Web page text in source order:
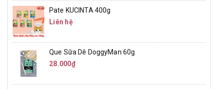
Pate KUCINTA 400g
Liên hệ
Que Sữa Dê DoggyMan 60g
28.000₫